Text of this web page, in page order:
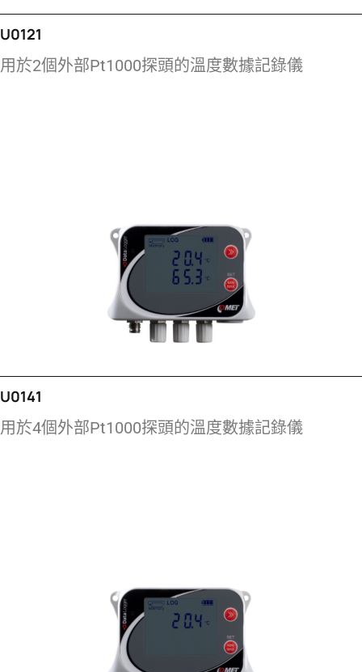
U0121
用於2個外部Pt1000探頭的溫度數據記錄儀
U0141
用於4個外部Pt1000探頭的溫度數據記錄儀